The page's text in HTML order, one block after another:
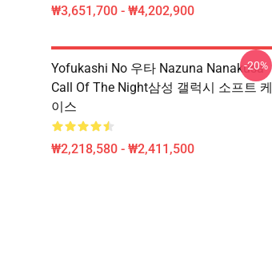
₩3,651,700 - ₩4,202,900
Yofukashi No 우타 Nazuna Nanakusa
Call Of The Night삼성 갤럭시 소프트 케
이스
₩2,218,580 - ₩2,411,500
-20%